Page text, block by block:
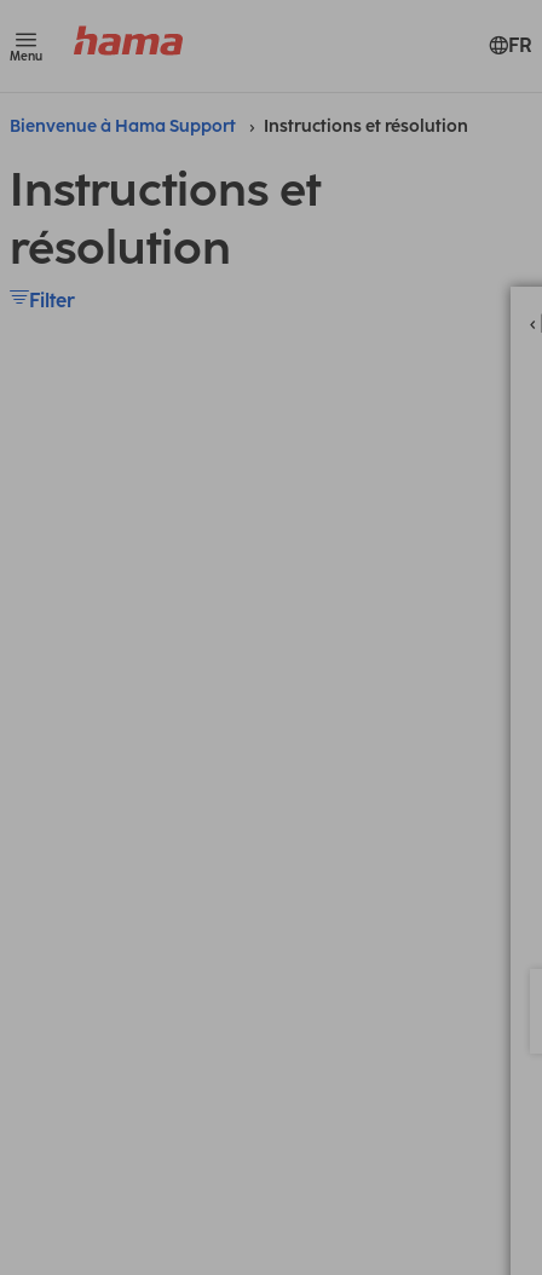
Menu FR
Bienvenue à Hama Support Instructions et résolution
Instructions et
résolution
Filter